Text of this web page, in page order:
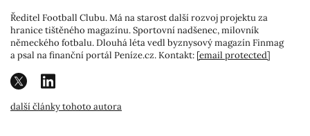
Ředitel Football Clubu. Má na starost další rozvoj projektu za
hranice tištěného magazínu. Sportovní nadšenec, milovník
německého fotbalu. Dlouhá léta vedl byznysový magazín Finmag
a psal na finanční portál Peníze.cz. Kontakt: [email protected]
další články tohoto autora